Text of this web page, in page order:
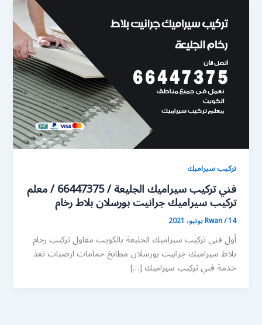
تركيب سيراميك
فني تركيب سيراميك الجليعة / 66447375 / معلم
تركيب سيراميك جرانيت بورسلان بلاط رخام
Rwan/14 يونيو، 2021
أول فني تركيب سيراميك الجليعة بالكويت مقاول تركيب رخام
بلاط سيراميك جرانيت بورسلان مطابخ حمامات ارضيات تعد
خدمة فني تركيب سيراميك […]